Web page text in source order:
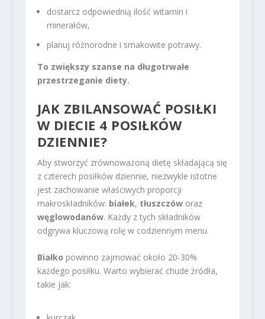
dostarcz odpowiednią ilość witamin i
minerałów,
planuj różnorodne i smakowite potrawy.
To zwiększy szanse na długotrwałe
przestrzeganie diety.
JAK ZBILANSOWAĆ POSIŁKI
W DIECIE 4 POSIŁKÓW
DZIENNIE?
Aby stworzyć zrównoważoną dietę składającą się
z czterech posiłków dziennie, niezwykle istotne
jest zachowanie właściwych proporcji
makroskładników: białek, tłuszczóworaz
węglowodanów. Każdy z tych składników
odgrywa kluczową rolę w codziennym menu.
Białko powinno zajmować około 20-30%
każdego posiłku. Warto wybierać chude źródła,
takie jak: